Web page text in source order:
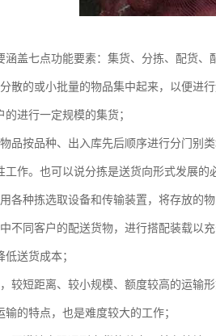
涵盖七点功能要素：集货、分拣、配货、
散的或小批量的物品集中起来，以便进
的进行一定规模的集货；
品按品种、出入库先后顺序进行分门别
工作。也可以说分拣是送货向形式发展的
各种拣选取设备和传输装置，将存放的
不同客户的配送货物，进行搭配装载以
送货成本；
较短距离、较小规模、额度较高的运输
输的特点，也是难度较大的工作；